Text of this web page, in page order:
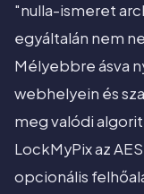
"nulla-ismeret
egyáltalán nem
Mélyebbre ásva
webhelyein és
meg valódi
LockMyPix az
opcionális